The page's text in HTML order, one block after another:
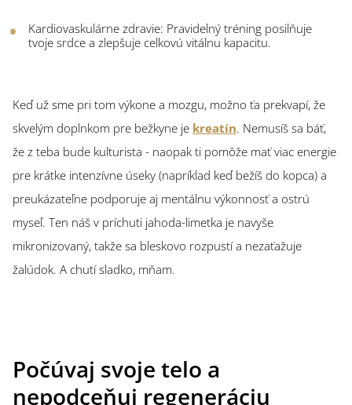
Kardiovaskulárne zdravie: Pravidelný tréning posilňuje
tvoje srdce a zlepšuje celkovú vitálnu kapacitu.
Keď už sme pri tom výkone a mozgu, možno ťa prekvapí, že
skvelým doplnkom pre bežkyne je kreatín. Nemusíš sa báť,
že z teba bude kulturista - naopak ti pomôže mať viac energie
pre krátke intenzívne úseky (napríklad keď bežíš do kopca) a
preukázateľne podporuje aj mentálnu výkonnosť a ostrú
myseľ. Ten náš v príchuti jahoda-limetka je navyše
mikronizovaný, takže sa bleskovo rozpustí a nezaťažuje
žalúdok. A chutí sladko, mňam.
Počúvaj svoje telo a
nepodceňuj regeneráciu